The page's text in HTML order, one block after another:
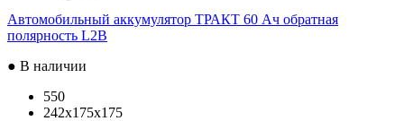
Автомобильный аккумулятор ТРАКТ 60 Ач обратная
полярность L2B
● В наличии
550
242x175x175